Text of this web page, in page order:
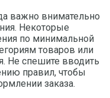
важно внимательно
Некоторые
по минимальной
товаров или
Не спешите вводить
правил, чтобы
заказа.